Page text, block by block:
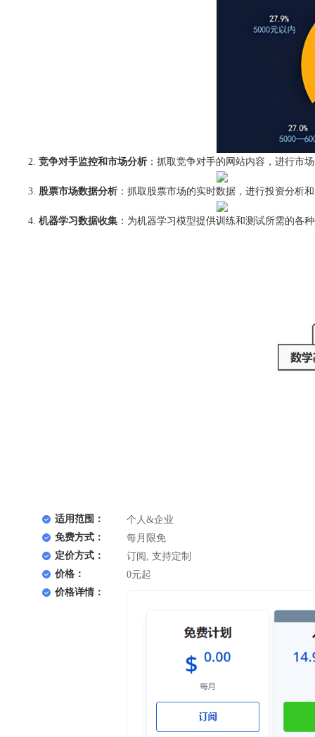
竞争对手监控和市场分析 ：抓取竞争对手的网站内容，进行市
股票市场数据分析 ：抓取股票市场的实时数据，进行投资分析
机器学习数据收集 ：为机器学习模型提供训练和测试所需的各
适用范围：
个人&企业
免费方式：
每月限免
定价方式：
订阅, 支持定制
价格：
0元起
价格详情：